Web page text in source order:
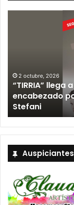
2 octubre, 2026
“TIRRIA” llega
encabezado
Stefani
Auspiciantes